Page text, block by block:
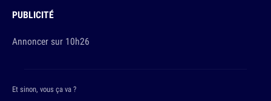
PUBLICITÉ
Annoncer sur 10h26
Et sinon, vous ça va ?